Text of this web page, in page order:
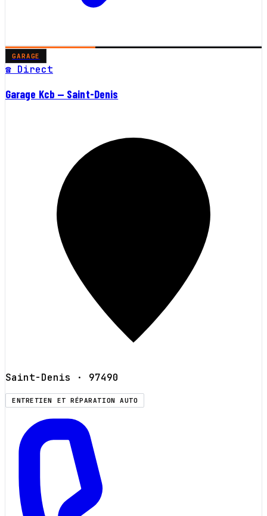
GARAGE
☎ Direct
Garage Kcb — Saint-Denis
Saint-Denis · 97490
ENTRETIEN ET RÉPARATION AUTO